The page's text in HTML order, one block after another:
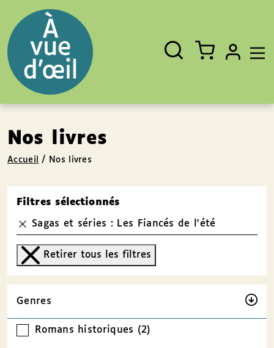
Fermer
Rechercher
un
livre,
un
auteur,
un
EAN
Nos livres
Accueil / Nos livres
Filtres sélectionnés
Sagas et séries : Les Fiancés de l'été
Retirer tous les filtres
Genres
Romans historiques (2)